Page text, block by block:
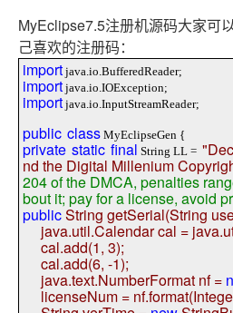
MyEclipse7.5注册机源码大家可
己喜欢的注册码：
import java.io.BufferedReader;
import java.io.IOException;
import java.io.InputStreamReader;
public class MyEclipseGen {
private static final String LL =
nd the Digital Millenium
204 of the DMCA, penalties
bout it; pay for a license, avoid
publicString getSerial(String
java.util.Calendar cal =
cal.add(1, 3);
cal.add(6, -1);
java.text.NumberFormat nf =
licenseNum =